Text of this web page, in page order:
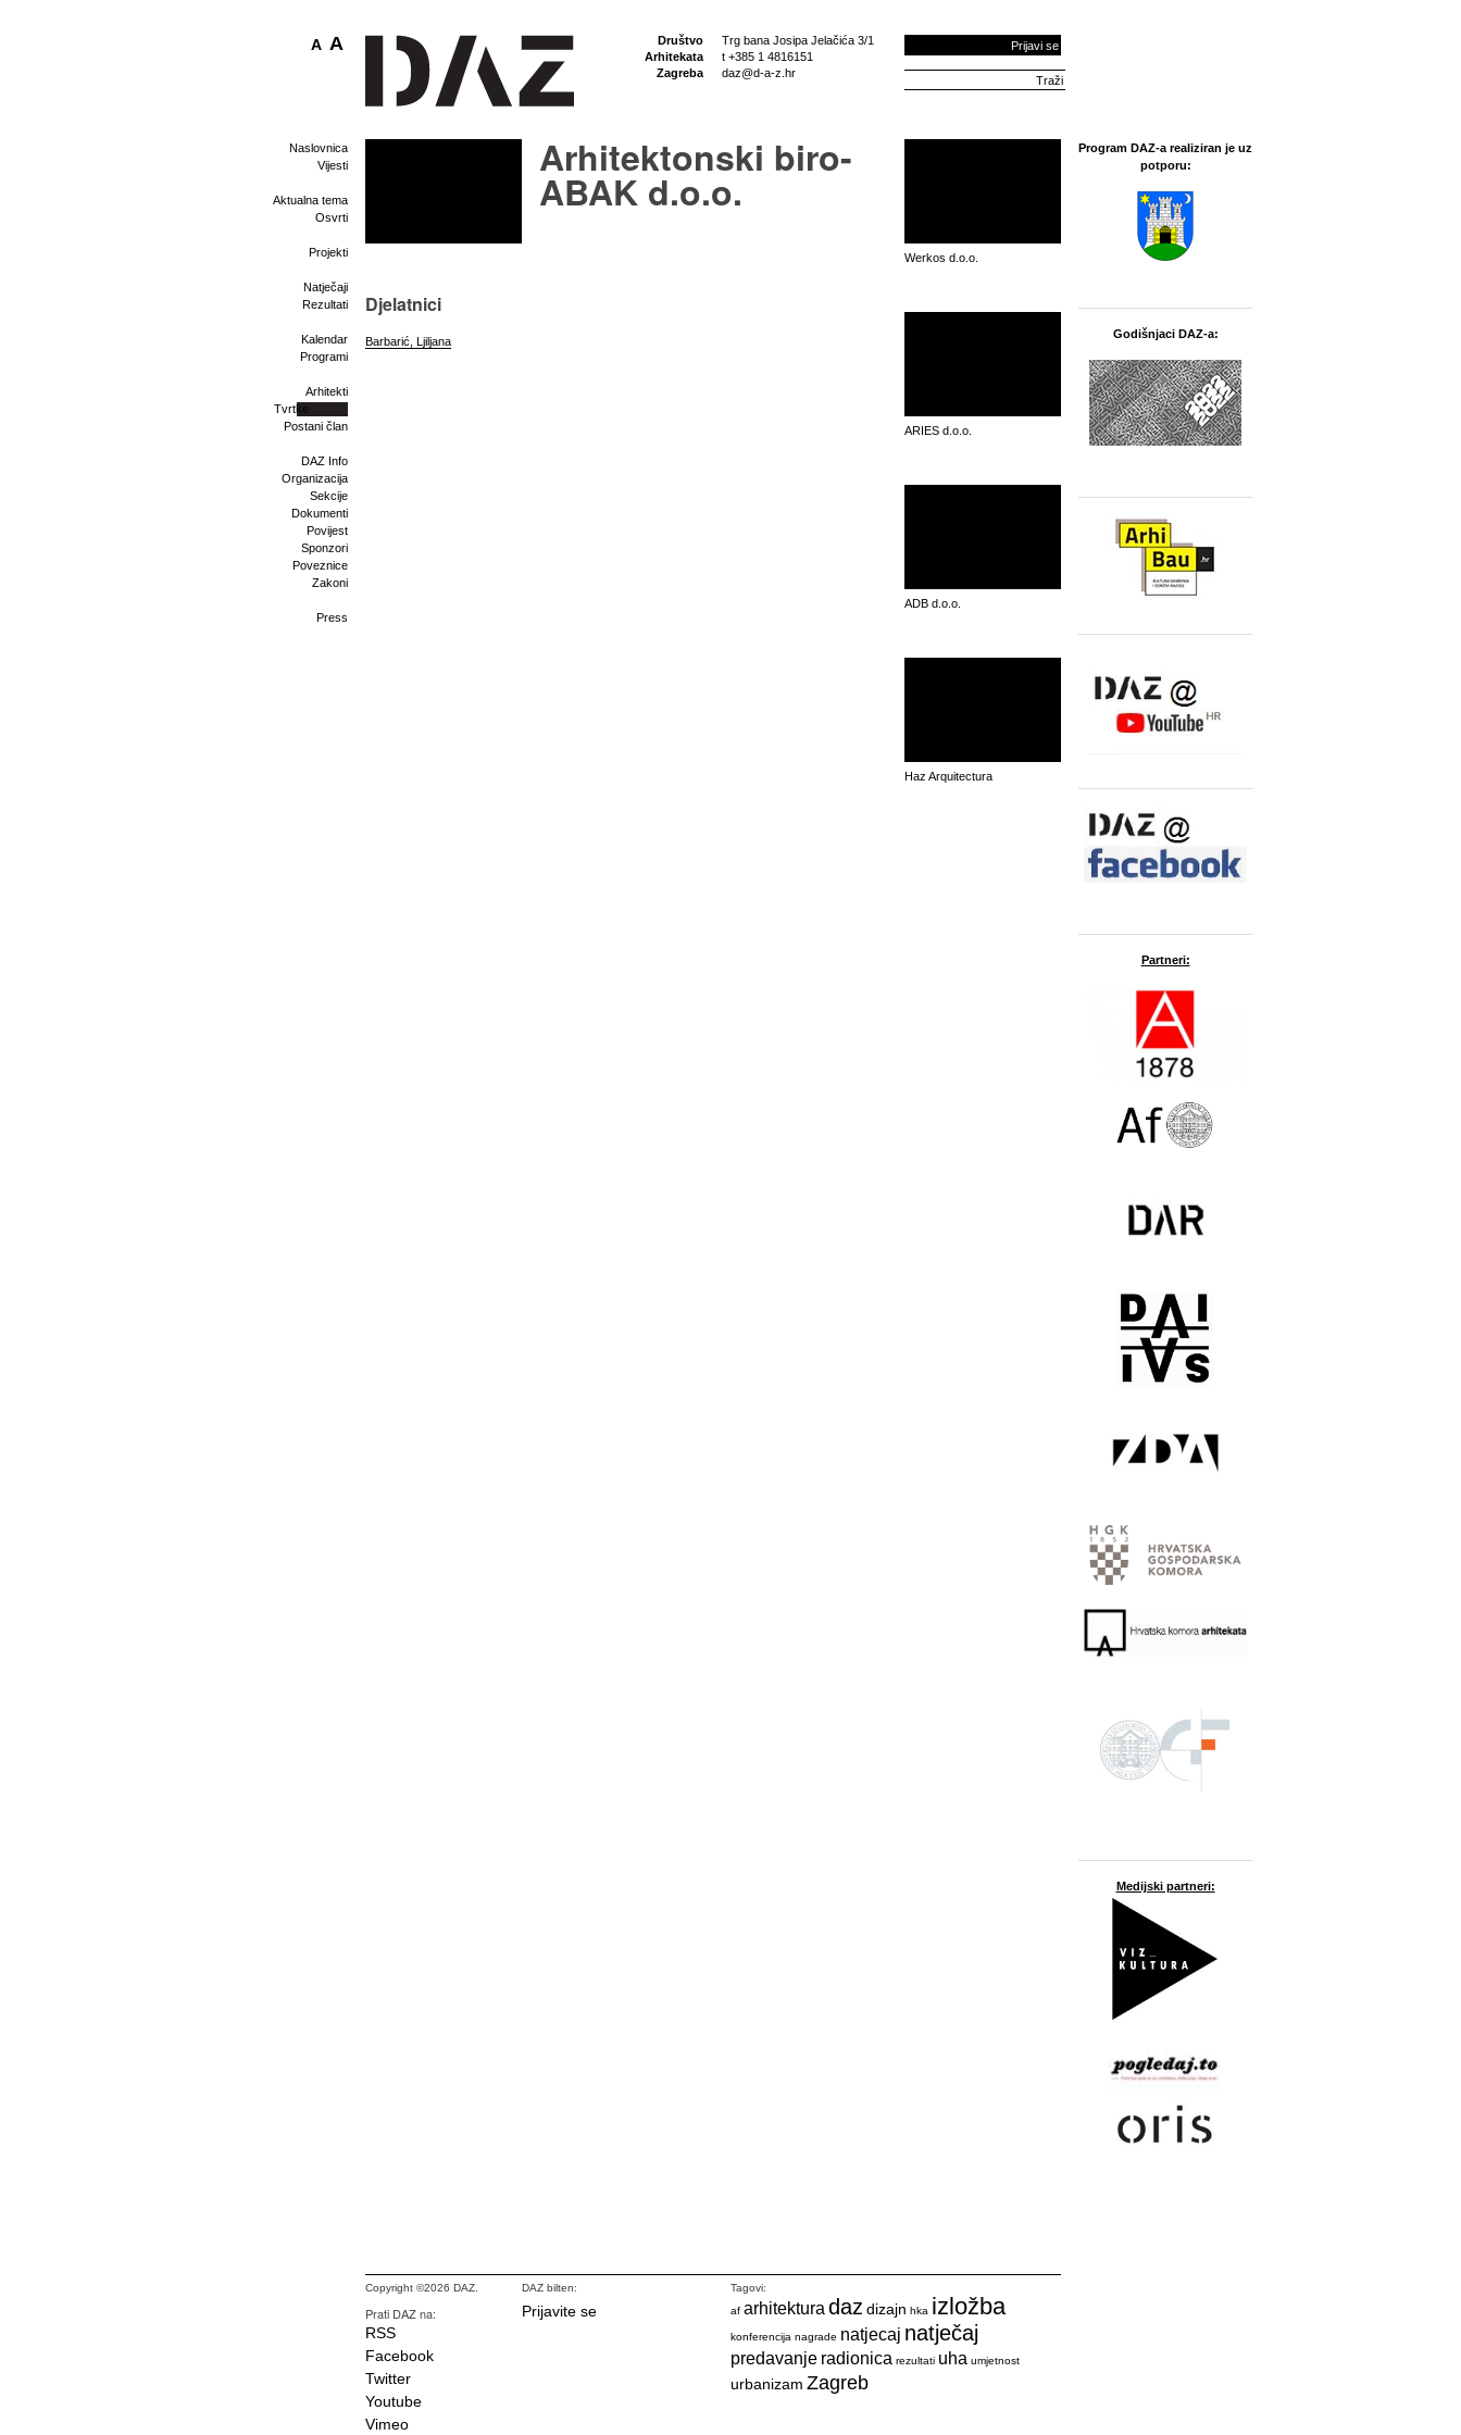
Društvo
Arhitekata
Zagreba
Trg bana Josipa Jelačića 3/1
t +385 1 4816151
daz@d-a-z.hr
Prijavi se
A A
Naslovnica
Vijesti
Aktualna tema
Osvrti
Projekti
Natječaji
Rezultati
Kalendar
Programi
Arhitekti
Tvrtke
Postani član
DAZ Info
Organizacija
Sekcije
Dokumenti
Povijest
Sponzori
Poveznice
Zakoni
Press
Arhitektonski biro-
ABAK d.o.o.
Djelatnici
Barbarić, Ljiljana
Werkos d.o.o.
ARIES d.o.o.
ADB d.o.o.
Haz Arquitectura
Program DAZ-a realiziran je uz
potporu:
Godišnjaci DAZ-a:
Partneri:
Medijski partneri:
Copyright ©2026 DAZ.
Prati DAZ na:
RSS
Facebook
Twitter
Youtube
Vimeo
DAZ bilten:
Prijavite se
Tagovi:
af arhitektura daz dizajn hka izložba
konferencija nagrade natjecaj natječaj
predavanje radionica rezultati uha umjetnost
urbanizam Zagreb